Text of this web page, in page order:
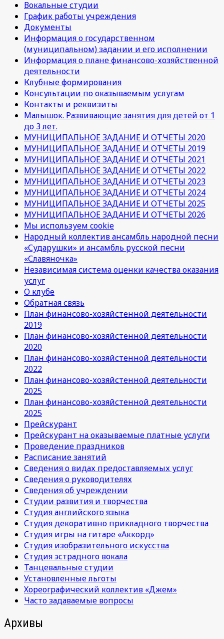
Вокальные студии
График работы учреждения
Документы
Информация о государственном
(муниципальном) задании и его исполнении
Информация о плане финансово-хозяйственной
деятельности
Клубные формирования
Консультации по оказываемым услугам
Контакты и реквизиты
Малышок. Развивающие занятия для детей от 1
до 3 лет.
МУНИЦИПАЛЬНОЕ ЗАДАНИЕ И ОТЧЕТЫ 2020
МУНИЦИПАЛЬНОЕ ЗАДАНИЕ И ОТЧЕТЫ 2019
МУНИЦИПАЛЬНОЕ ЗАДАНИЕ И ОТЧЕТЫ 2021
МУНИЦИПАЛЬНОЕ ЗАДАНИЕ И ОТЧЕТЫ 2022
МУНИЦИПАЛЬНОЕ ЗАДАНИЕ И ОТЧЕТЫ 2023
МУНИЦИПАЛЬНОЕ ЗАДАНИЕ И ОТЧЕТЫ 2024
МУНИЦИПАЛЬНОЕ ЗАДАНИЕ И ОТЧЕТЫ 2025
МУНИЦИПАЛЬНОЕ ЗАДАНИЕ И ОТЧЕТЫ 2026
Мы используем cookie
Народный коллектив ансамбль народной песни
«Сударушки» и ансамбль русской песни
«Славяночка»
Независимая система оценки качества оказания
услуг
О клубе
Обратная связь
План финансово-хозяйстенной деятельности
2019
План финансово-хозяйстенной деятельности
2020
План финансово-хозяйстенной деятельности
2022
План финансово-хозяйстенной деятельности
2025
План финансово-хозяйстенной деятельности
2025
Прейскурант
Прейскурант на оказываемые платные услуги
Проведение праздников
Расписание занятий
Сведения о видах предоставляемых услуг
Сведения о руководителях
Сведения об учреждении
Студии развития и творчества
Студия английского языка
Студия декоративно прикладного творчества
Студия игры на гитаре «Аккорд»
Студия изобразительного искусства
Студия эстрадного вокала
Танцевальные студии
Установленные льготы
Хореографический коллектив «Джем»
Часто задаваемые вопросы
Архивы